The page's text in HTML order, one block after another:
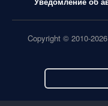
Copyright © 2010-